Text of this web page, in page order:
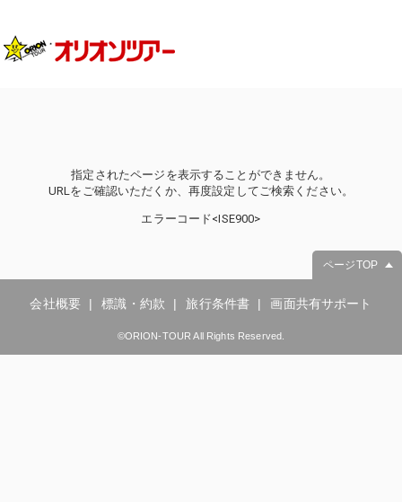
指定されたページを表示することができません。
URLをご確認いただくか、再度設定してご検索ください。
エラーコード<ISE900>
ページTOP
会社概要 標識・約款 旅行条件書 画面共有サポート
©ORION-TOUR All Rights Reserved.